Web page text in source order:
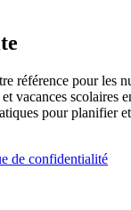
référence pour les
vacances scolaires
pour planifier
de confidentialité